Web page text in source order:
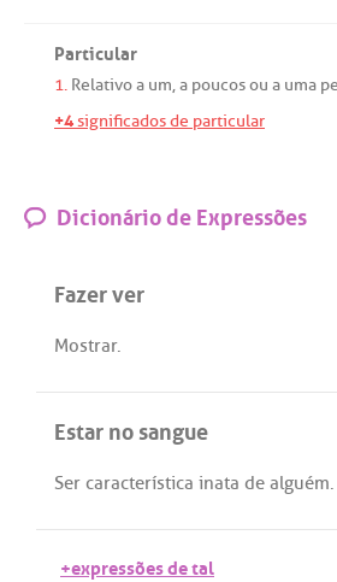
Particular
1. Relativoa um,a poucosou a uma
+4significados de particular
Dicionário de Expressões
Fazer ver
Mostrar.
Estar no sangue
Ser característica inata de alguém.
+expressões de tal